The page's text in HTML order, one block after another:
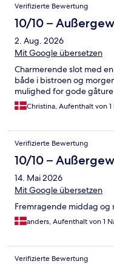
Verifizierte Bewertung
10/10 –
2. Aug. 2026
Mit Google übersetzen
Charmerende slot med
både i bistroen og
mulighed for gode
Christina, Aufenthalt von 1
Verifizierte Bewertung
10/10 –
14. Mai 2026
Mit Google übersetzen
Fremragende middag og
anders, Aufenthalt von 1
Verifizierte Bewertung